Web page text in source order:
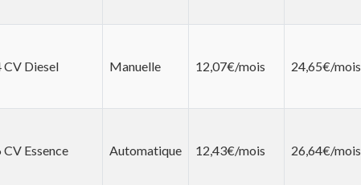
CV Diesel Manuelle 12,07€/mois 24,65€/mois
CV Essence Automatique 12,43€/mois 26,64€/mois